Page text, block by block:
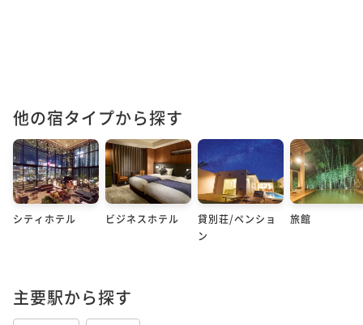
他の宿タイプから探す
シティホテル ビジネスホテル
貸別荘/ペンショ
ン
旅館
主要駅から探す